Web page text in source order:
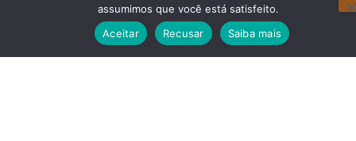
assumimos que você está satisfeito.
Aceitar
Recusar Saiba mais